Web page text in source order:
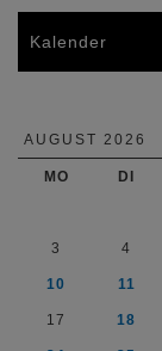
Kalender
AUGUST 2026
MO DI
3 4
10 11
17 18